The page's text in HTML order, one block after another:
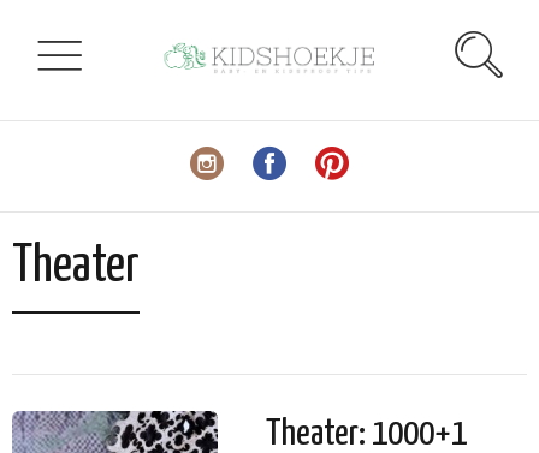
Theater
Theater: 1000+1